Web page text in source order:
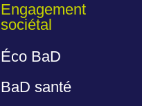
Engagement
sociétal
Éco BaD
BaD santé